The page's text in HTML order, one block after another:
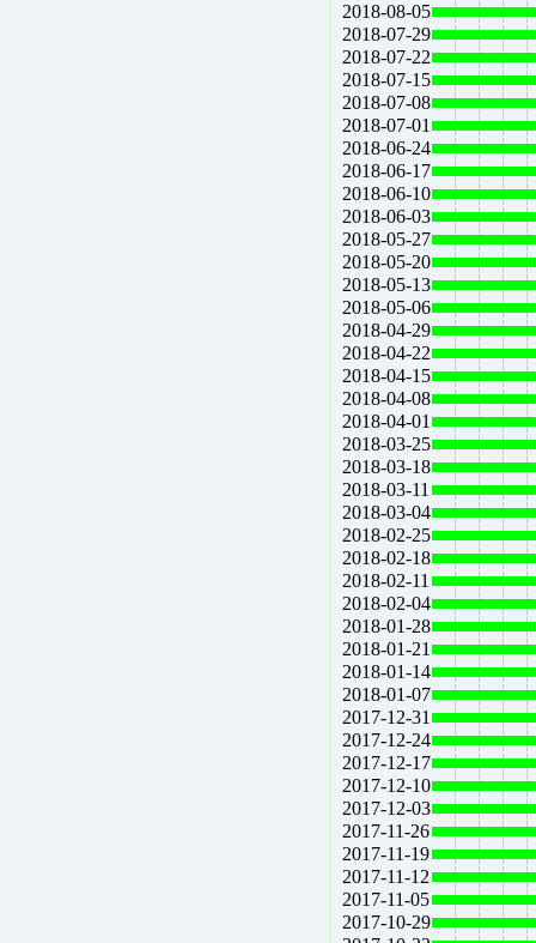
2018-08-05
2018-07-29
2018-07-22
2018-07-15
2018-07-08
2018-07-01
2018-06-24
2018-06-17
2018-06-10
2018-06-03
2018-05-27
2018-05-20
2018-05-13
2018-05-06
2018-04-29
2018-04-22
2018-04-15
2018-04-08
2018-04-01
2018-03-25
2018-03-18
2018-03-11
2018-03-04
2018-02-25
2018-02-18
2018-02-11
2018-02-04
2018-01-28
2018-01-21
2018-01-14
2018-01-07
2017-12-31
2017-12-24
2017-12-17
2017-12-10
2017-12-03
2017-11-26
2017-11-19
2017-11-12
2017-11-05
2017-10-29